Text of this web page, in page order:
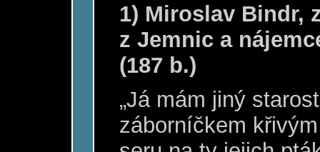
1) Miroslav Bindr,
z Jemnic a
(187 b.)
„Já mám jiný
záborníčkem